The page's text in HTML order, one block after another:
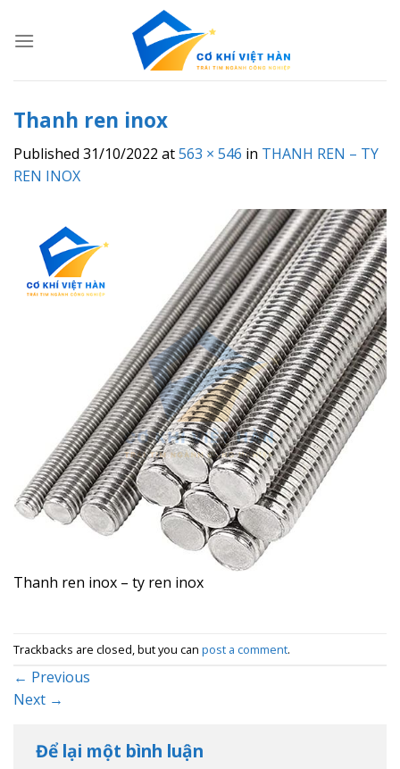
Thanh ren inox
Published 31/10/2022 at563 × 546 in THANH REN – TY
REN INOX
Thanh ren inox – ty ren inox
Trackbacks are closed, but you can post a comment.
← Previous
Next →
Để lại một bình luận